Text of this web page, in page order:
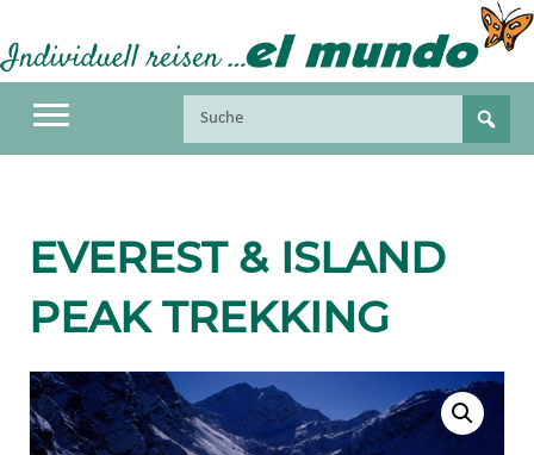
EVEREST & ISLAND
PEAK TREKKING